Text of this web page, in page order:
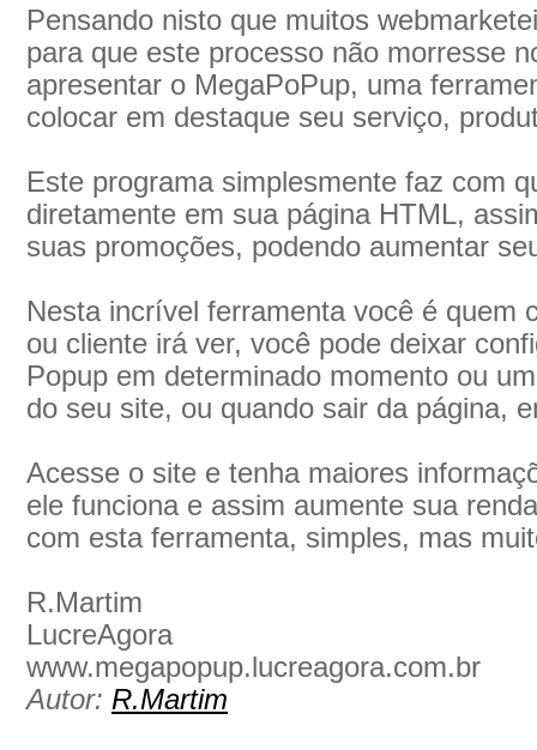
Pensando nisto que muitos
para que este processo não morresse
apresentar o MegaPoPup, uma
colocar em destaque seu serviço,
Este programa simplesmente faz com
diretamente em sua página HTML,
suas promoções, podendo aumentar
Nesta incrível ferramenta você é quem
ou cliente irá ver, você pode deixar
Popup em determinado momento ou
do seu site, ou quando sair da página,
Acesse o site e tenha maiores
ele funciona e assim aumente sua
com esta ferramenta, simples, mas
R.Martim
LucreAgora
www.megapopup.lucreagora.com.br
Autor: R.Martim